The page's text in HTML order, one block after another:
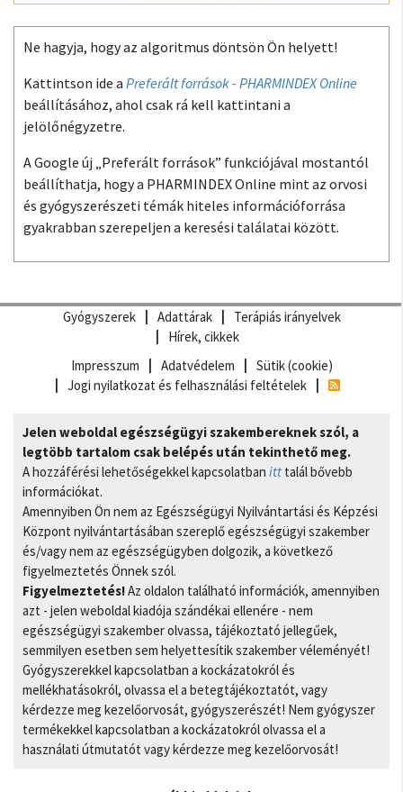
Ne hagyja, hogy az algoritmus döntsön Ön helyett!
Kattintson ide a Preferált források - PHARMINDEX Online
beállításához, ahol csak rá kell kattintani a
jelölőnégyzetre.
A Google új „Preferált források” funkciójával mostantól
beállíthatja, hogy a PHARMINDEX Online mint az orvosi
és gyógyszerészeti témák hiteles információforrása
gyakrabban szerepeljen a keresési találatai között.
Gyógyszerek Adattárak
Terápiás irányelvek
Hírek, cikkek
Impresszum
Adatvédelem
Sütik (cookie)
Jogi nyilatkozat és felhasználási feltételek
Jelen weboldal egészségügyi szakembereknek szól, a
legtöbb tartalom csak belépés után tekinthető meg.
A hozzáférési lehetőségekkel kapcsolatban itt talál bővebb
információkat.
Amennyiben Ön nem az Egészségügyi Nyilvántartási és Képzési
Központ nyilvántartásában szereplő egészségügyi szakember
és/vagy nem az egészségügyben dolgozik, a következő
figyelmeztetés Önnek szól.
Figyelmeztetés!Az oldalon található információk, amennyiben
azt - jelen weboldal kiadója szándékai ellenére - nem
egészségügyi szakember olvassa, tájékoztató jellegűek,
semmilyen esetben sem helyettesítik szakember véleményét!
Gyógyszerekkel kapcsolatban a kockázatokról és
mellékhatásokról, olvassa el a betegtájékoztatót, vagy
kérdezze meg kezelőorvosát, gyógyszerészét! Nem gyógyszer
termékekkel kapcsolatban a kockázatokról olvassa el a
használati útmutatót vagy kérdezze meg kezelőorvosát!